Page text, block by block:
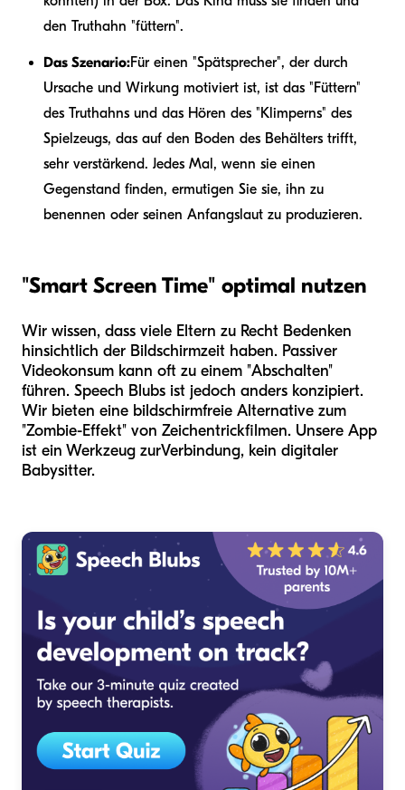
den Truthahn "füttern".
Das Szenario:Für einen "Spätsprecher", der durch
Ursache und Wirkung motiviert ist, ist das "Füttern"
des Truthahns und das Hören des "Klimperns" des
Spielzeugs, das auf den Boden des Behälters trifft,
sehr verstärkend. Jedes Mal, wenn sie einen
Gegenstand finden, ermutigen Sie sie, ihn zu
benennen oder seinen Anfangslaut zu produzieren.
"Smart Screen Time" optimal nutzen
Wir wissen, dass viele Eltern zu Recht Bedenken
hinsichtlich der Bildschirmzeit haben. Passiver
Videokonsum kann oft zu einem "Abschalten"
führen. Speech Blubs ist jedoch anders konzipiert.
Wir bieten eine bildschirmfreie Alternative zum
"Zombie-Effekt" von Zeichentrickfilmen. Unsere App
ist ein Werkzeug zurVerbindung, kein digitaler
Babysitter.